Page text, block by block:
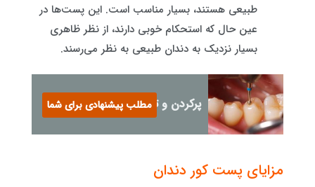
طبیعی هستند، بسیار مناسب است. این پست‌ها در
عین حال که استحکام خوبی دارند، از نظر ظاهری
بسیار نزدیک به دندان طبیعی به نظر می‌رسند.
پرکردن و ترمیم دندان اصفهان
مطلب پیشنهادی برای شما
مزایای پست کور دندان